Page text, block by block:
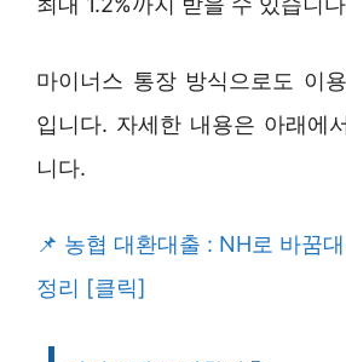
마이너스 통장 방식으로도 이
입니다. 자세한 내용은 아래에
니다.
농협 대환대출 : NH로 바꿈
정리 [클릭]